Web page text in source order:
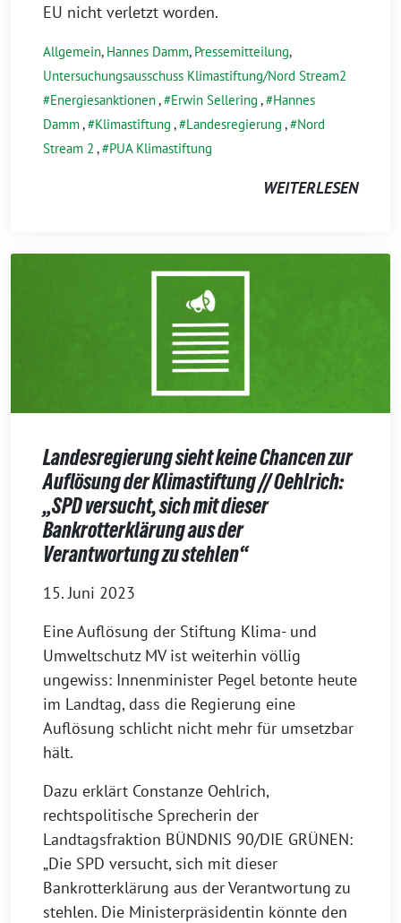
EU nicht verletzt worden.
Allgemein, Hannes Damm, Pressemitteilung,
Untersuchungsausschuss Klimastiftung/Nord Stream2
Energiesanktionen, Erwin Sellering ,
Hannes
Damm, Klimastiftung , Landesregierung ,
Nord
Stream 2 , PUA Klimastiftung
WEITERLESEN
Landesregierung sieht keine Chancen zur
Auflösung der Klimastiftung // Oehlrich:
„SPD versucht, sich mit dieser
Bankrotterklärung aus der
Verantwortung zu stehlen“
15. Juni 2023
Eine Auflösung der Stiftung Klima- und
Umweltschutz MV ist weiterhin völlig
ungewiss: Innenminister Pegel betonte heute
im Landtag, dass die Regierung eine
Auflösung schlicht nicht mehr für umsetzbar
hält.
Dazu erklärt Constanze Oehlrich,
rechtspolitische Sprecherin der
Landtagsfraktion BÜNDNIS 90/DIE GRÜNEN:
„Die SPD versucht, sich mit dieser
Bankrotterklärung aus der Verantwortung zu
stehlen. Die Ministerpräsidentin könnte den